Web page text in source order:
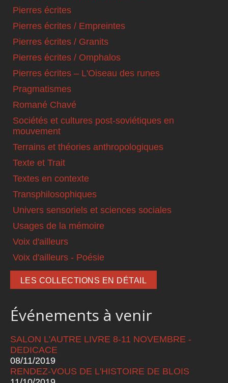
Pierres écrites
Pierres écrites / Empreintes
Pierres écrites / Granits
Pierres écrites / Omphalos
Pierres écrites – L'Oiseau des runes
Pragmatismes
Romané Chavé
Sociétés et cultures post-soviétiques en
mouvement
Terrains et théories anthropologiques
Texte et Trait
Textes en contexte
Transphilosophiques
Univers sensoriels et sciences sociales
Usages de la mémoire
Voix d'ailleurs
Voix d'ailleurs - Poésie
LES COLLECTIONS EN DÉTAIL
Événements à venir
SALON L'AUTRE LIVRE 8-11 NOVEMBRE -
DEDICACE
08/11/2019
RENDEZ-VOUS DE L'HISTOIRE DE BLOIS